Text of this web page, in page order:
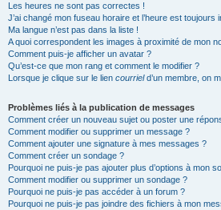
Les heures ne sont pas correctes !
J’ai changé mon fuseau horaire et l’heure est toujours
Ma langue n’est pas dans la liste !
A quoi correspondent les images à proximité de mon
Comment puis-je afficher un avatar ?
Qu’est-ce que mon rang et comment le modifier ?
Lorsque je clique sur le lien courrield’un membre, on
Problèmes liés à la publication de messages
Comment créer un nouveau sujet ou poster une
Comment modifier ou supprimer un message ?
Comment ajouter une signature à mes messages ?
Comment créer un sondage ?
Pourquoi ne puis-je pas ajouter plus d’options à mon
Comment modifier ou supprimer un sondage ?
Pourquoi ne puis-je pas accéder à un forum ?
Pourquoi ne puis-je pas joindre des fichiers à mon